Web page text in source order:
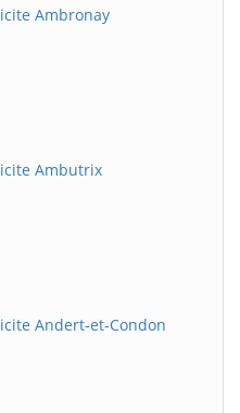
Ambronay
Ambutrix
Andert-et-Condon